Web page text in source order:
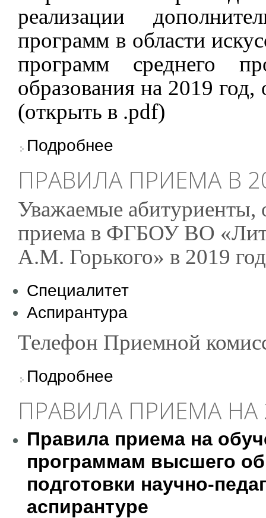
реализации
программ в области
программ среднего
образования на 2019
(открыть в .pdf)
Подробнее
ПРАВИЛА ПРИЕМА В
Уважаемые абитуриенты,
приема в ФГБОУ ВО
А.М. Горького» в 2019
Специалитет
Аспирантура
Телефон Приемной
Подробнее
ПРАВИЛА ПРИЕМА НА
Правила приема на
программам высшего
подготовки научно-
аспирантуре